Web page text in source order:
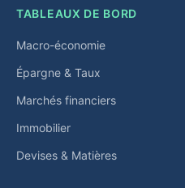
TABLEAUX DE BORD
Macro-économie
Épargne & Taux
Marchés financiers
Immobilier
Devises & Matières